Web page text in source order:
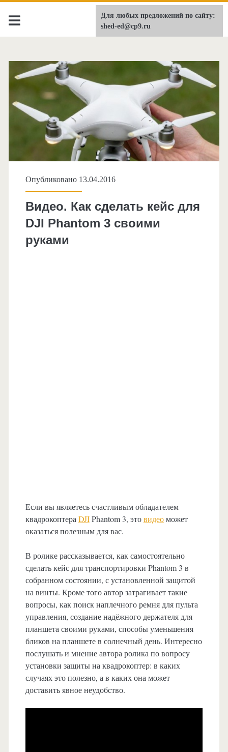
shed-ed.ru
Опубликовано 13.04.2016
Видео. Как сделать кейс для
DJI Phantom 3 своими
руками
Если вы являетесь счастливым обладателем
квадрокоптера DJIPhantom 3, этовидеоможет
оказаться полезным для вас.
В ролике рассказывается, как самостоятельно
сделать кейс для транспортировки Phantom 3 в
собранном состоянии, с установленной защитой
на винты. Кроме того автор затрагивает такие
вопросы, как поиск наплечного ремня для пульта
управления, создание надёжного держателя для
планшета своими руками, способы уменьшения
бликов на планшете в солнечный день. Интересно
послушать и мнение автора ролика по вопросу
установки защиты на квадрокоптер: в каких
случаях это полезно, а в каких она может
доставить явное неудобство.
Для любых предложений по сайту:
shed-ed@cp9.ru